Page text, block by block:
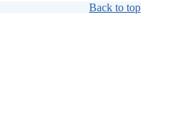
Back to top